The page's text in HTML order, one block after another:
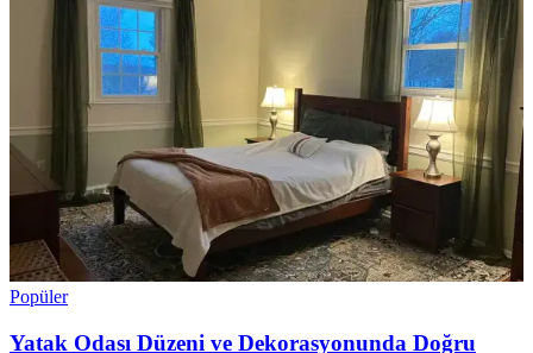
Popüler
Yatak Odası Düzeni ve Dekorasyonunda Doğru